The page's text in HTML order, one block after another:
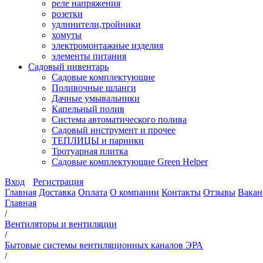
реле напряжения
розетки
удлинители,тройники
хомуты
электромонтажные изделия
элементы питания
Садовый инвентарь
Садовые комплектующие
Поливочные шланги
Дачные умывальники
Капельный полив
Система автоматического полива
Садовый инструмент и прочее
ТЕПЛИЦЫ и парники
Тротуарная плитка
Садовые комплектующие Green Helper
Вход
Регистрация
Главная Доставка Оплата О компании Контакты Отзывы
Главная
/
Вентиляторы и вентиляции
/
Бытовые системы вентиляционных каналов ЭРА
/